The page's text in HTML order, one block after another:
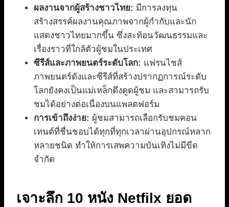
ผลงานจากผู้สร้างชาวไทย: มีการลงทุน
สร้างสรรค์ผลงานคุณภาพจากผู้กำกับและนัก
แสดงชาวไทยมากขึ้น ซึ่งสะท้อนวัฒนธรรมและ
เรื่องราวที่ใกล้ตัวผู้ชมในประเทศ
ซีรีส์และภาพยนตร์ระดับโลก: แฟรนไชส์
ภาพยนตร์ดังและซีรีส์ที่สร้างปรากฏการณ์ระดับ
โลกยังคงเป็นแม่เหล็กดึงดูดผู้ชม และสามารถรับ
ชมได้อย่างต่อเนื่องบนแพลตฟอร์ม
การเข้าถึงง่าย: ผู้ชมสามารถเลือกรับชมคอน
เทนต์ที่ชื่นชอบได้ทุกที่ทุกเวลาผ่านอุปกรณ์หลาก
หลายชนิด ทำให้การเสพความบันเทิงไม่มีขีด
จำกัด
เจาะลึก 10 หนัง Netfilx ยอด